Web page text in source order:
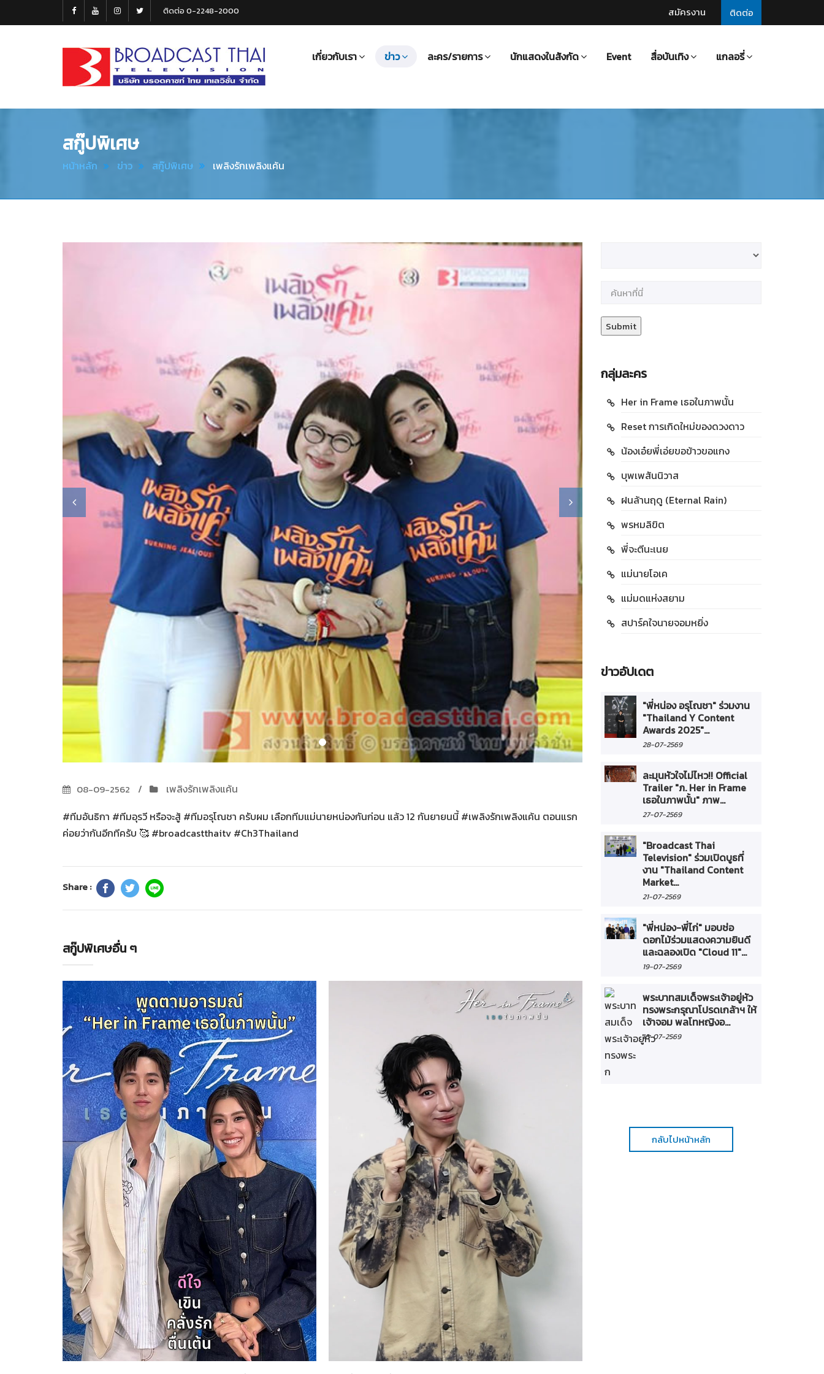
ติดต่อ
สมัครงาน
ติดต่อ 0-2248-2000
Thai
เกี่ยวกับเรา ข่าว ละคร/รายการ นักแสดงในสังกัด Event สื่อบันเทิง แกลอรี่
สกู๊ปพิเศษ
หน้าหลัก ข่าว สกู๊ปพิเศษ เพลิงรักเพลิงแค้น
08-09-2562
เพลิงรักเพลิงแค้น
#ทีมอันธิกา #ทีมอุรวี หรือจะสู้ #ทีมอรุโณชา ครับผม เลือกทีมแม่นายหน่องกันก่อน แล้ว 12 กันยายนนี้ #เพลิงรักเพลิงแค้น ตอนแรก
ค่อยว่ากันอีกทีครับ 🥰 #broadcastthaitv #Ch3Thailand
Share :
สกู๊ปพิเศษอื่น ๆ
08-08-2569
Her in Frame เธอในภาพนั้น
07-08-2569
Her in Frame เธอในภาพนั้น
กลุ่มละคร
Her in Frame เธอในภาพนั้น
Reset การเกิดใหม่ของดวงดาว
น้องเอ๋ยพี่เอ่ยขอข้าวขอแกง
บุพเพสันนิวาส
ฝนล้านฤดู (Eternal Rain)
พรหมลิขิต
พี่จะตีนะเนย
แม่นายโอเค
แม่มดแห่งสยาม
สปาร์คใจนายจอมหยิ่ง
ข่าวอัปเดต
"พี่หน่อง อรุโณชา" ร่วมงาน
"Thailand Y Content
Awards 2025"...
28-07-2569
ละมุนหัวใจไม่ไหว!! Official
Trailer "ภ. Her in Frame
เธอในภาพนั้น" ภาพ...
27-07-2569
"Broadcast Thai
Television" ร่วมเปิดบูธที่
งาน "Thailand Content
Market...
21-07-2569
"พี่หน่อง-พี่ไก่" มอบช่อ
ดอกไม้ร่วมแสดงความยินดี
และฉลองเปิด "Cloud 11"...
19-07-2569
พระบาทสมเด็จพระเจ้าอยู่หัว
ทรงพระกรุณาโปรดเกล้าฯ ให้
เจ้าจอม พลโทหญิงอ...
16-07-2569
กลับไปหน้าหลัก